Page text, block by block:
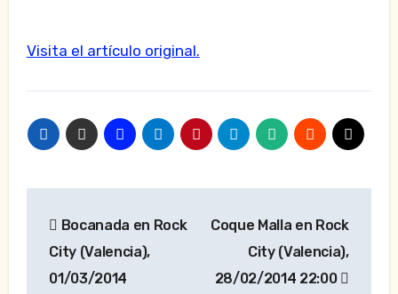
Visita el artículo original.
de
entradas
Bocanada en Rock
City (Valencia),
01/03/2014
Coque Malla en Rock
City (Valencia),
28/02/2014 22:00